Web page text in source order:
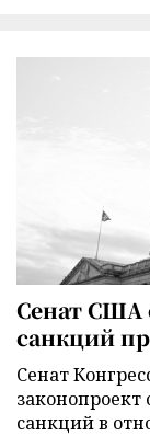
Сенат США
санкций
Сенат
санкций в